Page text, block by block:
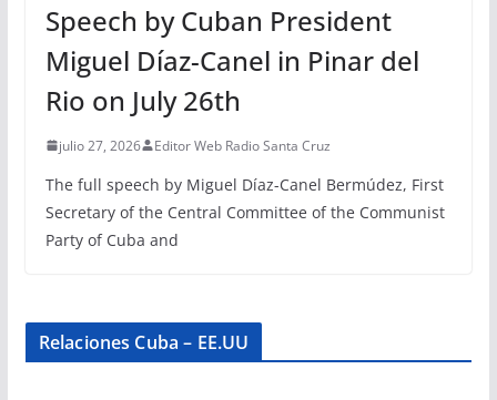
Speech by Cuban President
Miguel Díaz-Canel in Pinar del
Rio on July 26th
julio 27, 2026 Editor Web Radio Santa Cruz
The full speech by Miguel Díaz-Canel Bermúdez, First
Secretary of the Central Committee of the Communist
Party of Cuba and
Relaciones Cuba – EE.UU